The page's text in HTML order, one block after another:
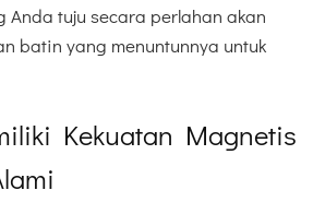
Anda tuju secara perlahan akan
batin yang menuntunnya untuk
Kekuatan Magnetis